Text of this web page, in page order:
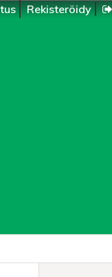
Rekisteröidy